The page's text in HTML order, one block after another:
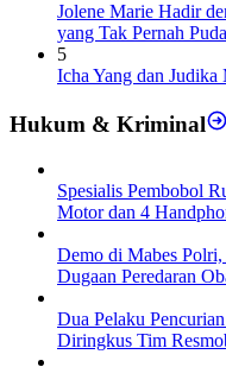
Jolene Marie Hadir
yang Tak Pernah
5
Icha Yang dan
Hukum & Kriminal
Spesialis Pembobol
Motor dan 4
Demo di Mabes
Dugaan Peredaran
Dua Pelaku
Diringkus Tim